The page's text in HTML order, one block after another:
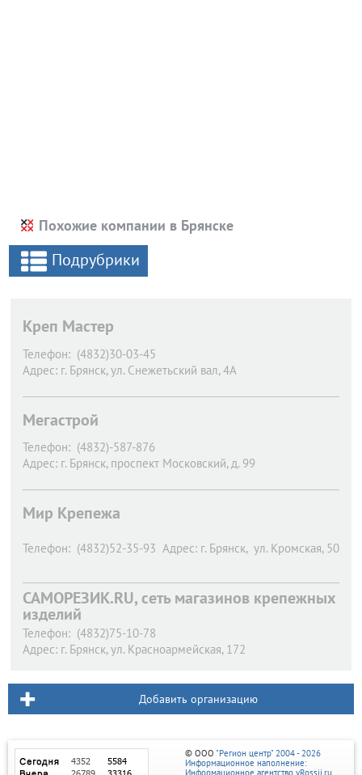
Похожие компании в Брянске
Подрубрики
Креп Мастер
Телефон: (4832)30-03-45
Адрес: г. Брянск, ул. Снежетьский вал, 4А
Мегастрой
Телефон: (4832)-587-876
Адрес: г. Брянск, проспект Московский, д. 99
Мир Крепежа
Телефон: (4832)52-35-93 Адрес: г. Брянск, ул. Кромская, 50
САМОРЕЗИК.RU, сеть магазинов крепежных
изделий
Телефон: (4832)75-10-78
Адрес: г. Брянск, ул. Красноармейская, 172
Добавить организацию
© ООО "Регион центр" 2004 - 2026
Информационное наполнение:
Информационное агентство vRossii.ru